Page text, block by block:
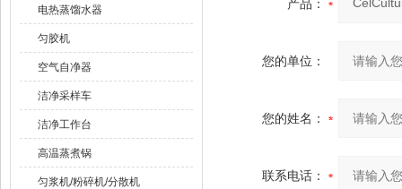
电热蒸馏水器
匀胶机
空气自净器
洁净采样车
洁净工作台
高温蒸煮锅
匀浆机/粉碎机/分散机
产品：
您的单位：
您的姓名：
联系电话：